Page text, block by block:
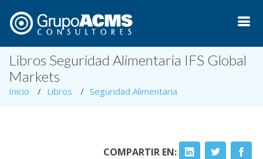
Libros Seguridad Alimentaria IFS Global
Markets
Inicio Libros Seguridad Alimentaria
COMPARTIR EN: